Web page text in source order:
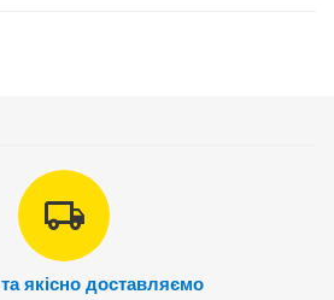
якісно доставляємо